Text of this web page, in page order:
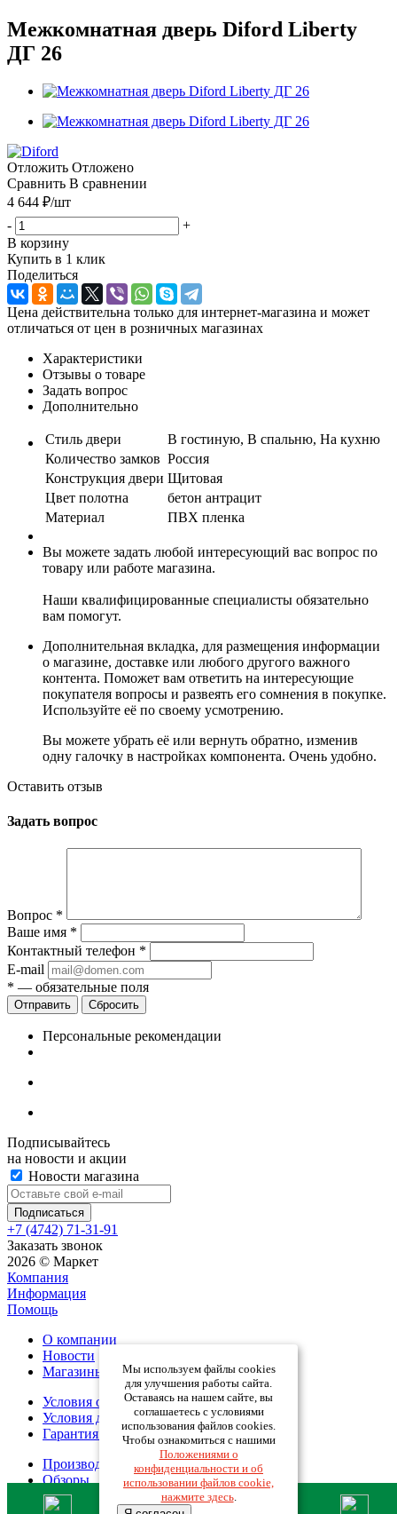
Межкомнатная дверь Diford Liberty
ДГ 26
Отложить Отложено
Сравнить В сравнении
4 644 ₽/шт
-
+
В корзину
Купить в 1 клик
Поделиться
Цена действительна только для интернет-магазина и может
отличаться от цен в розничных магазинах
Характеристики
Отзывы о товаре
Задать вопрос
Дополнительно
Стиль двери
В гостиную, В спальню, На кухню
Количество замков Россия
Конструкция двери Щитовая
Цвет полотна
бетон антрацит
Материал
ПВХ пленка
Вы можете задать любой интересующий вас вопрос по
товару или работе магазина.
Наши квалифицированные специалисты обязательно
вам помогут.
Дополнительная вкладка, для размещения информации
о магазине, доставке или любого другого важного
контента. Поможет вам ответить на интересующие
покупателя вопросы и развеять его сомнения в покупке.
Используйте её по своему усмотрению.
Вы можете убрать её или вернуть обратно, изменив
одну галочку в настройках компонента. Очень удобно.
Оставить отзыв
Задать вопрос
Вопрос *
Ваше имя *
Контактный телефон *
E-mail
* — обязательные поля
Сбросить
Персональные рекомендации
Подписывайтесь
на новости и акции
Новости магазина
+7 (4742) 71-31-91
Заказать звонок
2026 © Маркет
Компания
Информация
Помощь
О компании
Новости
Магазины
Условия оплаты
Условия доставки
Гарантия на товар
Производители
Обзоры
Мы используем файлы cookies
для улучшения работы сайта.
Оставаясь на нашем сайте, вы
соглашаетесь с условиями
использования файлов cookies.
Чтобы ознакомиться с нашими
Положениями о
конфиденциальности и об
использовании файлов cookie,
нажмите здесь.